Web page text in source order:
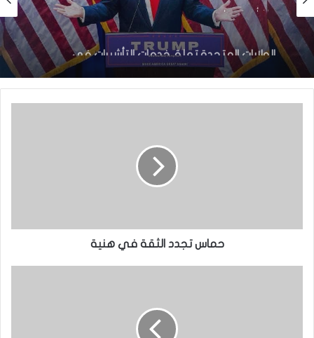
أخبار دولية
منذ 5 أيام
منذ أسبوع واحد
الولايات المتحدة تعلق خدمات التأشيرات في
نواكشوط و 22 دولة إفريقية اعتبارًا من 1 أغسطس
2026
حماس تجدد الثقة في هنية